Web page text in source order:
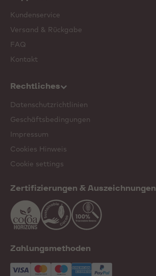
Kundenservice
Versand & Rückgabe
FAQ
Kontakt
Rechtliches
Datenschutzrichtlinien
Geschäftsbedingungen
Impressum
Cookies Hinweis
Cookie settings
Zertifizierungen & Auszeichnungen
Zahlungsmethoden